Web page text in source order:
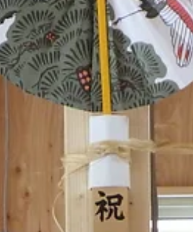
か？ 今週は、いよいよクリスマス！！ 小
な子供さんのいるご家庭では最後の梱包作
をされているころでしょうか？ 子供さんの
喜ぶ顔が早く見たいですね！！ 本日の更新
はT様邸です。...